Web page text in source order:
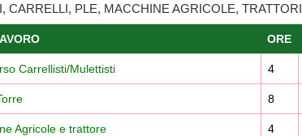
CARRELLI, PLE, MACCHINE AGRICOLE, TRATTORI
ORE
Carrellisti/Mulettisti 4
8
Agricole e trattore 4